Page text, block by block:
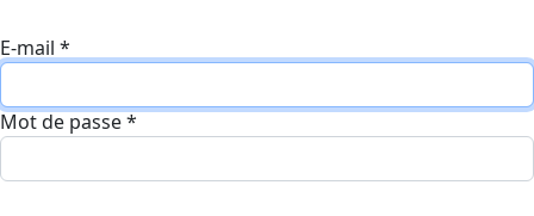
E-mail *
Mot de passe*